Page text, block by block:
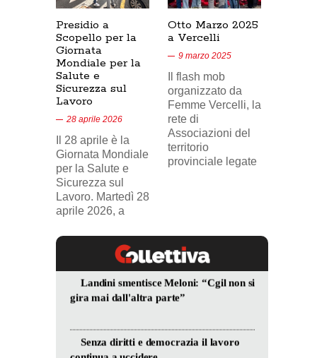
Presidio a
Scopello per la
Giornata
Mondiale per la
Salute e
Sicurezza sul
Lavoro
28 aprile 2026
Il 28 aprile è la
Giornata Mondiale
per la Salute e
Sicurezza sul
Lavoro. Martedì 28
aprile 2026, a
Otto Marzo 2025
a Vercelli
9 marzo 2025
Il flash mob
organizzato da
Femme Vercelli, la
rete di
Associazioni del
territorio
provinciale legate